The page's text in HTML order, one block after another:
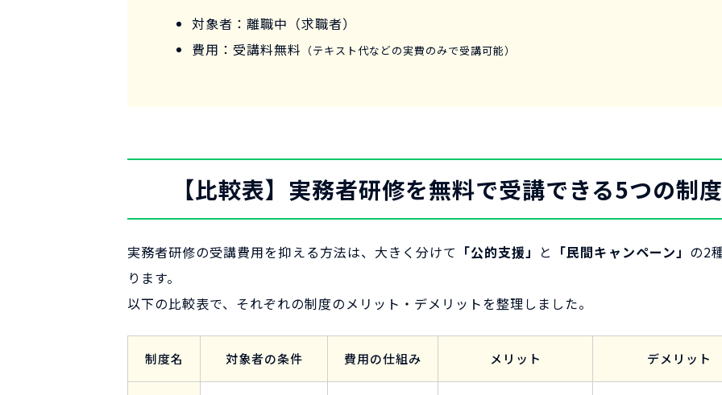
対象者：離職中（求職者）
費用：受講料無料 （テキスト代などの実費のみで受講可能）
【比較表】実務者研修を無料で受講できる5つの制度
実務者研修の受講費用を抑える方法は、大きく分けて 「公的支援」 と 「民間キャンペーン」 の2
ります。
以下の比較表で、それぞれの制度のメリット・デメリットを整理しました。
制度名 対象者の条件 費用の仕組み メリット デメリット